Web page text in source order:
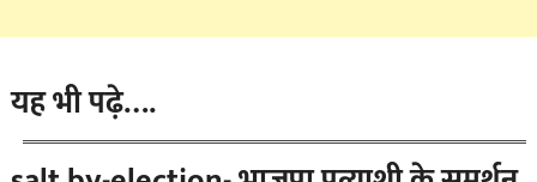
यह भी पढ़े….